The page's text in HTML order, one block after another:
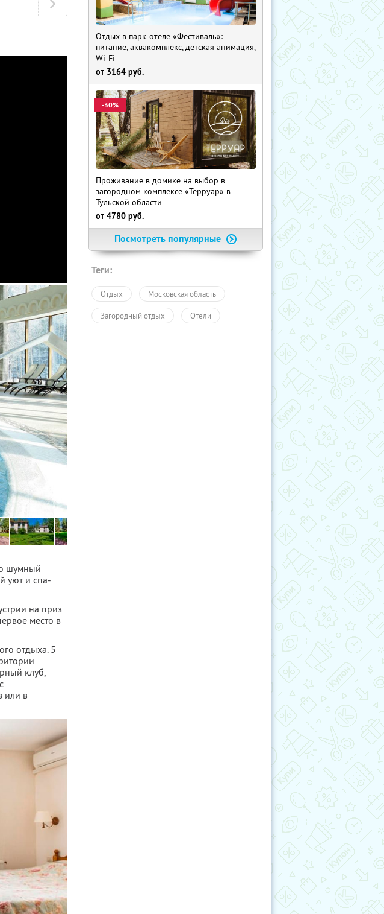
шумный
уют и спа-
на приз
место в
отдыха. 5
клуб,
или в
Отдых в парк-отеле «Фестиваль»:
питание, аквакомплекс, детская анимация,
Wi-Fi
от 3164 руб.
-30%
Проживание в домике на выбор в
загородном комплексе «Терруар» в
Тульской области
от 4780 руб.
Посмотреть популярные
Теги:
Отдых Московская область
Загородный отдых Отели